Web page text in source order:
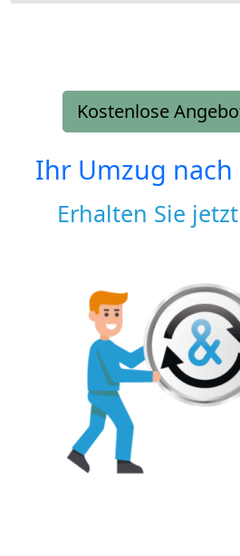
Kostenlose
Ihr Umzug nach
Erhalten Sie